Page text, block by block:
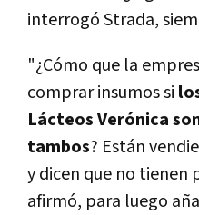
interrogó Strada,
"¿Cómo que la
comprar insumos si
Lácteos Verónica
tambos? Están
y dicen que no
afirmó, para luego